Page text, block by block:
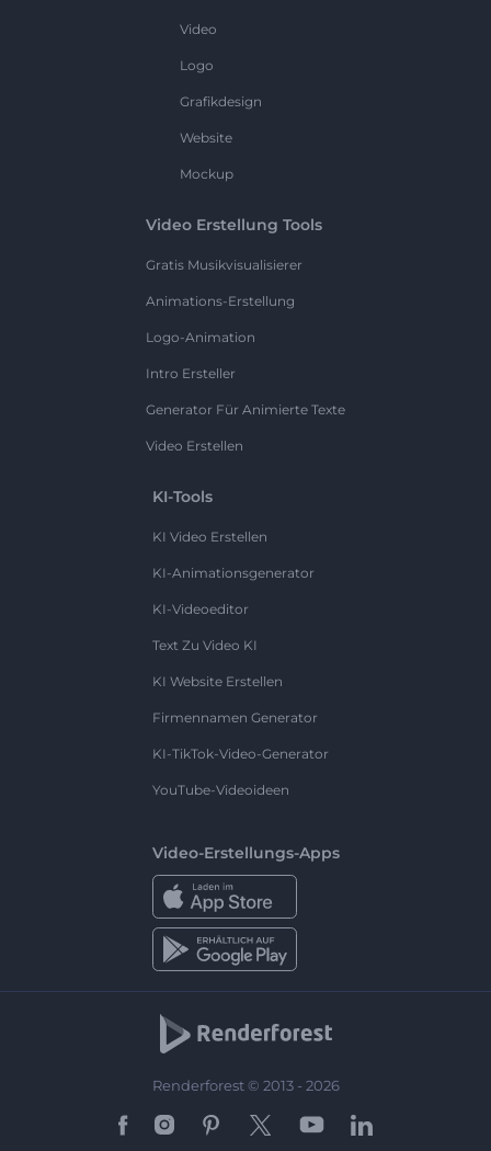
Video
Logo
Grafikdesign
Website
Mockup
Video Erstellung Tools
Gratis Musikvisualisierer
Animations-Erstellung
Logo-Animation
Intro Ersteller
Generator Für Animierte Texte
Video Erstellen
KI-Tools
KI Video Erstellen
KI-Animationsgenerator
KI-Videoeditor
Text Zu Video KI
KI Website Erstellen
Firmennamen Generator
KI-TikTok-Video-Generator
YouTube-Videoideen
Video-Erstellungs-Apps
Renderforest © 2013 - 2026